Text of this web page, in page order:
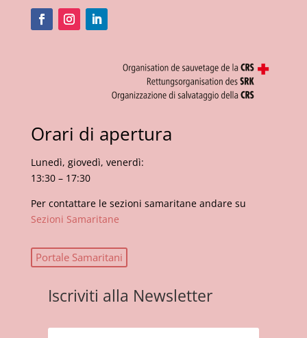
Orari di apertura
Lunedì, giovedì, venerdì:
13:30 – 17:30
Per contattare le sezioni samaritane andare su
Sezioni Samaritane
Portale Samaritani
Iscriviti alla Newsletter